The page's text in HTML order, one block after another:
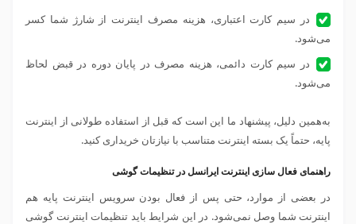
در سیم کارت اعتباری، هزینه مصرف اینترنت از شارژ شما کسر
می‌شود.
در سیم کارت دائمی، هزینه مصرف در پایان دوره در قبض لحاظ
می‌شود.
به‌همین دلیل، پیشنهاد ما این است که قبل از استفاده طولانی از اینترنت
پایه، حتماً یک بسته اینترنت متناسب با نیازتان خریداری کنید.
راهنمای فعال سازی اینترنت ایرانسل در تنظیمات گوشی
در بعضی از موارد، حتی پس از فعال بودن سرویس اینترنت پایه هم
اینترنت شما وصل نمی‌شود. در این شرایط باید تنظیمات اینترنت گوشی